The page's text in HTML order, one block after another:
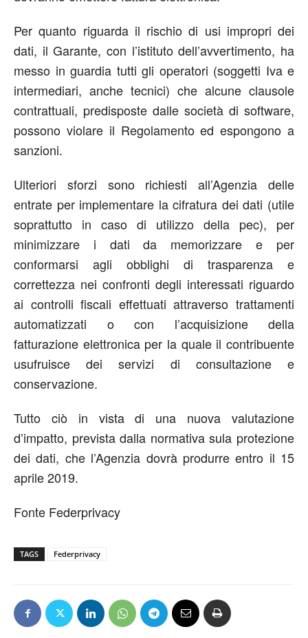
Per quanto riguarda il rischio di usi impropri dei
dati, il Garante, con l’istituto dell’avvertimento, ha
messo in guardia tutti gli operatori (soggetti Iva e
intermediari, anche tecnici) che alcune clausole
contrattuali, predisposte dalle società di software,
possono violare il Regolamento ed espongono a
sanzioni.
Ulteriori sforzi sono richiesti all’Agenzia delle
entrate per implementare la cifratura dei dati (utile
soprattutto in caso di utilizzo della pec), per
minimizzare i dati da memorizzare e per
conformarsi agli obblighi di trasparenza e
correttezza nei confronti degli interessati riguardo
ai controlli fiscali effettuati attraverso trattamenti
automatizzati o con l’acquisizione della
fatturazione elettronica per la quale il contribuente
usufruisce dei servizi di consultazione e
conservazione.
Tutto ciò in vista di una nuova valutazione
d’impatto, prevista dalla normativa sula protezione
dei dati, che l’Agenzia dovrà produrre entro il 15
aprile 2019.
Fonte Federprivacy
TAGS Federprivacy